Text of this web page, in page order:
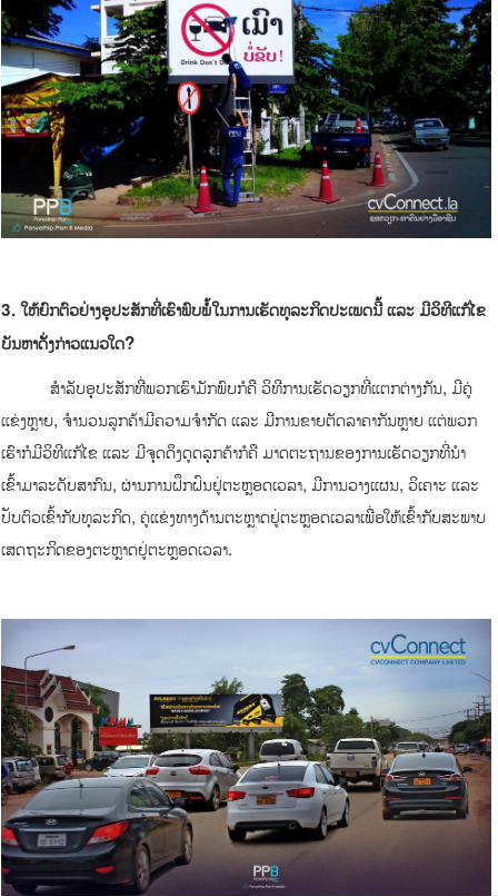
3. ໃຫ້ຍົກຕົວຢ່າງອຸປະສັກທີ່ເຮົາພົບພໍໍ້ໃນການເຮັດທຸລະກິດປະເພດນີ້ ແລະ ມີວິທີແກ້ໄຂ
ບັນຫາດັັ່ງກ່າວແນວໃດ?
ສໍາລັບອຸປະສັກທີ່ພວກເຮົາມັກພົບກໍຄື ວິທີການເຮັດວຽກທີ່ແຕກຕ່າງກັນ, ມີຄູ່
ແຂ່ງຫຼາຍ, ຈໍານວນລູກຄ້າມີຄວາມຈໍາກັດ ແລະ ມີການຂາຍຕັດລາຄາກັນຫຼາຍ ແຕ່ພວກ
ເຮົາກໍມີວິທີແກ້ໄຂ ແລະ ມີຈຸດດຶງດູດລຸກຄ້າກໍຄື ມາດຕະຖານຂອງການເຮັດວຽກທີ່ນໍາ
ເຂົ້າມາລະດັບສາກົນ, ຜ່ານການຝຶກຝົນຢູ່ຕະຫຼອດເວລາ, ມີການວາງແຜນ, ວິເຄາະ ແລະ
ປັບຕົວເຂົ້າກັບທຸລະກິດ, ຄູ່ແຂ່ງທາງດ້ານຕະຫຼາດຢູ່ຕະຫຼອດເວລາເພື່ອໃຫ້ເຂົ້າກັບສະພາບ
ເສດຖະກິດຂອງຕະຫຼາດຢູ່ຕະຫຼອດເວລາ.